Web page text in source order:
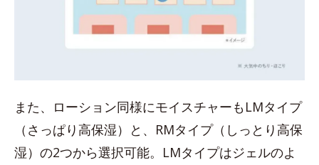
また、ローション同様にモイスチャーもLMタイプ
（さっぱり高保湿）と、RMタイプ（しっとり高保
湿）の2つから選択可能。LMタイプはジェルのよ